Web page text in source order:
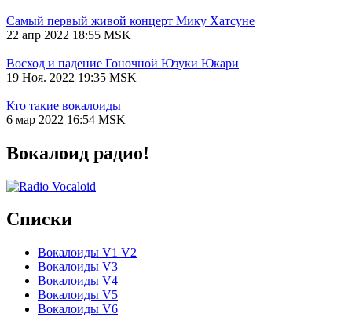
Самый первый живой концерт Мику Хатсуне
22 апр 2022 18:55 MSK
Восход и падение Гоночной Юзуки Юкари
19 Ноя. 2022 19:35 MSK
Кто такие вокалоиды
6 мар 2022 16:54 MSK
Вокалоид радио!
Списки
Вокалоиды V1 V2
Вокалоиды V3
Вокалоиды V4
Вокалоиды V5
Вокалоиды V6